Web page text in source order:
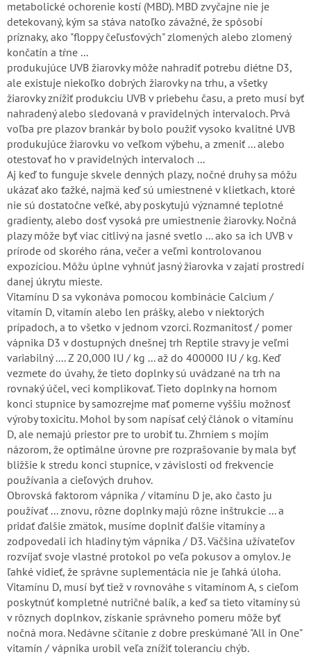
metabolické ochorenie kostí (MBD). MBD zvyčajne nie je
detekovaný, kým sa stáva natoľko závažné, že spôsobí
príznaky, ako "floppy čeľusťových" zlomených alebo zlomený
končatín a tŕne ...
produkujúce UVB žiarovky môže nahradiť potrebu diétne D3,
ale existuje niekoľko dobrých žiarovky na trhu, a všetky
žiarovky znížiť produkciu UVB v priebehu času, a preto musí byť
nahradený alebo sledovaná v pravidelných intervaloch. Prvá
voľba pre plazov brankár by bolo použiť vysoko kvalitné UVB
produkujúce žiarovku vo veľkom výbehu, a zmeniť ... alebo
otestovať ho v pravidelných intervaloch ...
Aj keď to funguje skvele denných plazy, nočné druhy sa môžu
ukázať ako ťažké, najmä keď sú umiestnené v klietkach, ktoré
nie sú dostatočne veľké, aby poskytujú významné teplotné
gradienty, alebo dosť vysoká pre umiestnenie žiarovky. Nočná
plazy môže byť viac citlivý na jasné svetlo ... ako sa ich UVB v
prírode od skorého rána, večer a veľmi kontrolovanou
expozíciou. Môžu úplne vyhnúť jasný žiarovka v zajatí prostredí
danej úkrytu mieste.
Vitamínu D sa vykonáva pomocou kombinácie Calcium /
vitamín D, vitamín alebo len prášky, alebo v niektorých
prípadoch, a to všetko v jednom vzorci. Rozmanitosť / pomer
vápnika D3 v dostupných dnešnej trh Reptile stravy je veľmi
variabilný .... Z 20,000 IU / kg ... až do 400000 IU / kg. Keď
vezmete do úvahy, že tieto doplnky sú uvádzané na trh na
rovnaký účel, veci komplikovať. Tieto doplnky na hornom
konci stupnice by samozrejme mať pomerne vyššiu možnosť
výroby toxicitu. Mohol by som napísať celý článok o vitamínu
D, ale nemajú priestor pre to urobiť tu. Zhrniem s mojím
názorom, že optimálne úrovne pre rozprašovanie by mala byť
bližšie k stredu konci stupnice, v závislosti od frekvencie
používania a cieľových druhov.
Obrovská faktorom vápnika / vitamínu D je, ako často ju
používať ... znovu, rôzne doplnky majú rôzne inštrukcie ... a
pridať ďalšie zmätok, musíme doplniť ďalšie vitamíny a
zodpovedali ich hladiny tým vápnika / D3. Väčšina užívateľov
rozvíjať svoje vlastné protokol po veľa pokusov a omylov. Je
ľahké vidieť, že správne suplementácia nie je ľahká úloha.
Vitamínu D, musí byť tiež v rovnováhe s vitamínom A, s cieľom
poskytnúť kompletné nutričné ​​balík, a keď sa tieto vitamíny sú
v rôznych doplnkov, získanie správneho pomeru môže byť
nočná mora. Nedávne sčítanie z dobre preskúmané "All in One"
vitamín / vápnika urobil veľa znížiť toleranciu chýb.